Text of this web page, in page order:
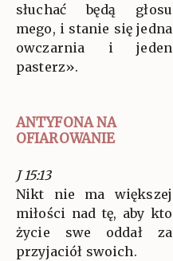
słuchać będą głosu
mego, i stanie się jedna
owczarnia i jeden
pasterz».
ANTYFONA NA
OFIAROWANIE
J 15:13
Nikt nie ma większej
miłości nad tę, aby kto
życie swe oddał za
przyjaciół swoich.